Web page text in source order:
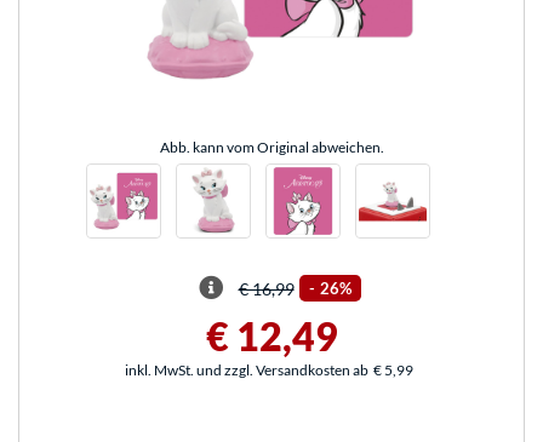
Abb. kann vom Original abweichen.
€ 16,99 - 26%
€ 12,49
inkl. MwSt. und zzgl. Versandkosten ab € 5,99